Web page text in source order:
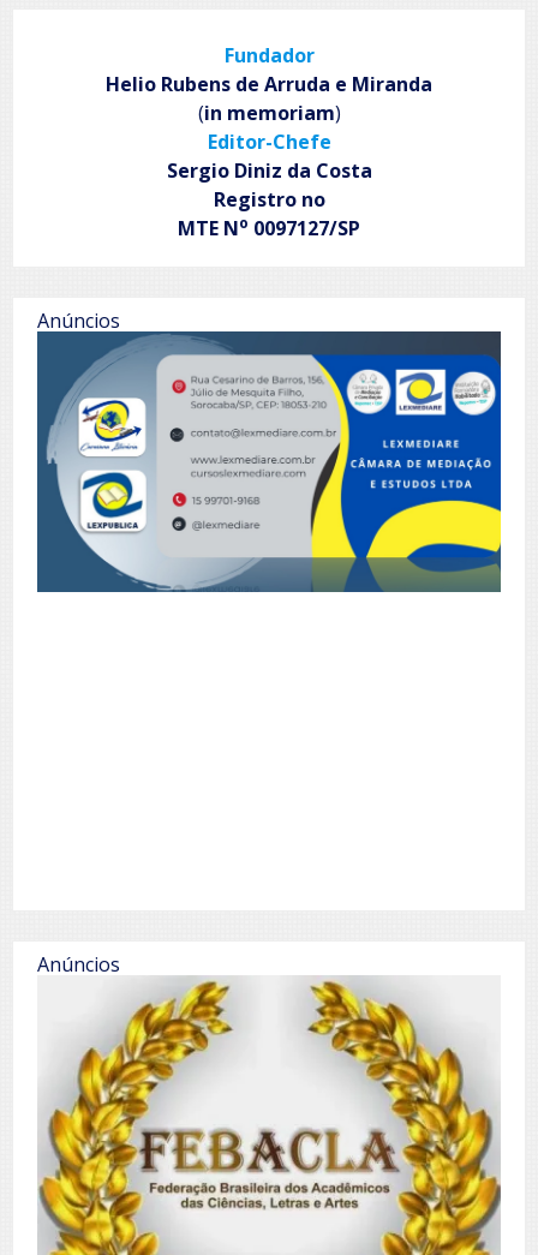
Fundador
Helio Rubens de Arruda e Miranda
(in memoriam)
Editor-Chefe
Sergio Diniz da Costa
Registro no
MTE No 0097127/SP
Anúncios
Anúncios